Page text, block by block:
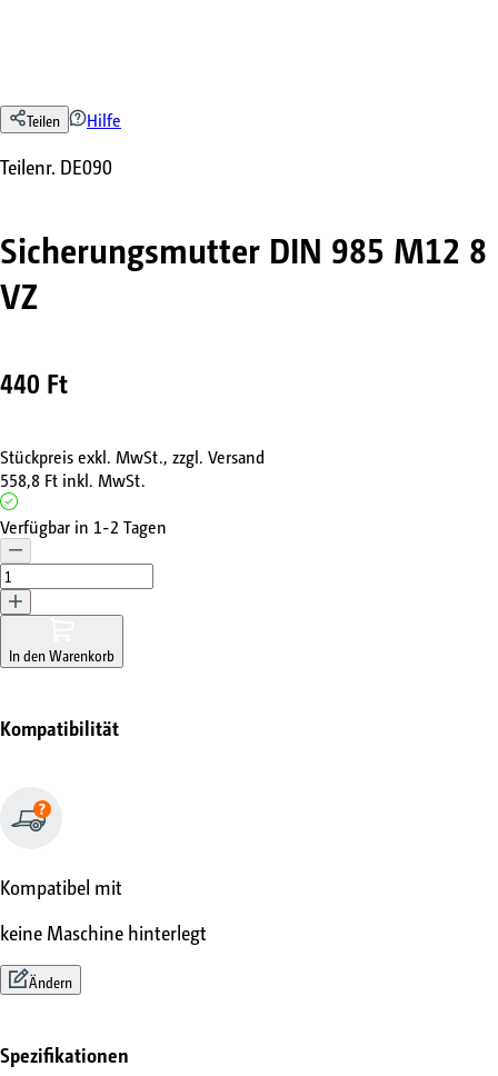
Teilen Hilfe
Teilenr. DE090
Sicherungsmutter DIN 985 M12 8
VZ
440 Ft
Stückpreis exkl. MwSt., zzgl. Versand
558,8 Ft inkl. MwSt.
Verfügbar in 1-2 Tagen
In den Warenkorb
Kompatibilität
Kompatibel mit
keine Maschine hinterlegt
Ändern
Spezifikationen